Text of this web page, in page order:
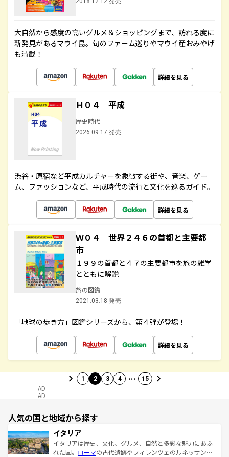
大自然から感度の高いグルメ＆ショッピングまで、訪れる度に
新発見があるマウイ島。旬のファーム巡りやマウイ産おみやげ
も満載！
詳細を見る
Ｈ０４ 平成
歴史時代
2026.09.17 発売
渋谷・原宿など平成カルチャーを象徴する街や、音楽、ゲー
ム、ファッションなど、平成時代の流行と文化を巡るガイド。
詳細を見る
Ｗ０４ 世界２４６の首都と主要都
市
１９９の首都と４７の主要都市を旅の雑学
とともに解説
旅の図鑑
2021.03.18 発売
「地球の歩き方」図鑑シリーズから、第４弾が登場！
詳細を見る
1 2 3 4 … 15
AD
AD
人気の国と地域から探す
イタリア
イタリアは歴史、文化、グルメ、自然と多彩な魅力にあふ
れた国。 ローマの古代遺跡やフィレンツェのルネッサンス